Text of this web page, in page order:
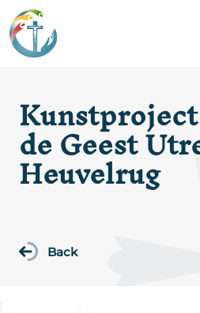
de Geest
Heuvelrug
Back